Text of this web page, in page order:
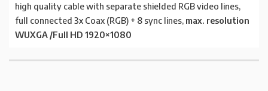
high quality cable with separate shielded RGB video lines,
full connected 3x Coax (RGB) + 8 sync lines, max. resolution
WUXGA /Full HD 1920×1080